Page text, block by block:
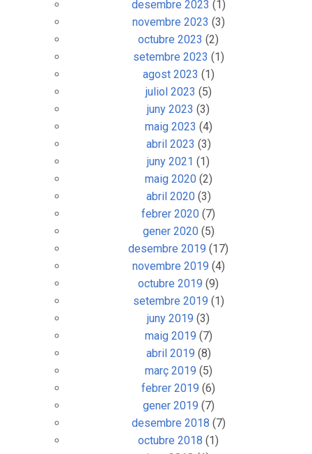
desembre 2023 (1)
novembre 2023 (3)
octubre 2023 (2)
setembre 2023 (1)
agost 2023 (1)
juliol 2023 (5)
juny 2023 (3)
maig 2023 (4)
abril 2023 (3)
juny 2021 (1)
maig 2020(2)
abril 2020(3)
febrer 2020 (7)
gener 2020(5)
desembre 2019 (17)
novembre 2019 (4)
octubre 2019 (9)
setembre 2019 (1)
juny 2019 (3)
maig 2019 (7)
abril 2019 (8)
març 2019 (5)
febrer 2019 (6)
gener 2019 (7)
desembre 2018 (7)
octubre 2018 (1)